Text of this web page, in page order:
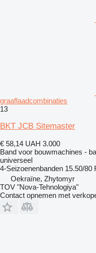
graaflaadcombinaties
13
BKT JCB Sitemaster
€ 58,14 UAH 3.000
Band voor bouwmachines -
universeel
4-Seizoenenbanden 15.50/80
Oekraïne, Zhytomyr
TOV "Nova-Tehnologiya"
Contact opnemen met